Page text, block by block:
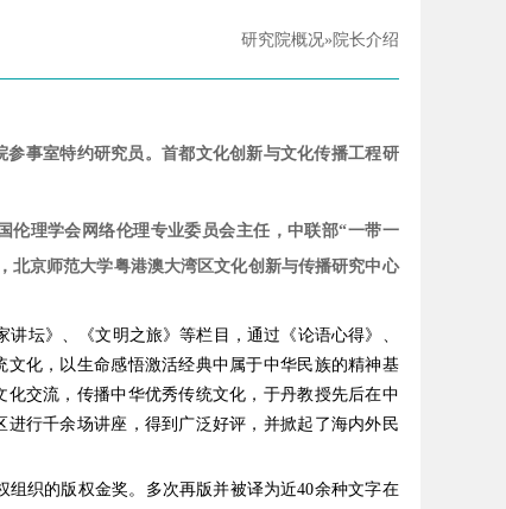
研究院概况»院长介绍
事室特约研究员。首都文化创新与文化传播工程研
伦理学会网络伦理专业委员会主任，中联部“一带一
北京师范大学粤港澳大湾区文化创新与传播研究中心
坛》、《文明之旅》等栏目，通过《论语心得》、
文化，以生命感悟激活经典中属于中华民族的精神基
交流，传播中华优秀传统文化，于丹教授先后在中
行千余场讲座，得到广泛好评，并掀起了海内外民
织的版权金奖。多次再版并被译为近40余种文字在